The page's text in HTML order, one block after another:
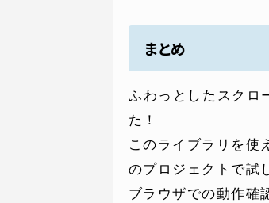
まとめ
ふわっとしたスクロ
た！
このライブラリを使
のプロジェクトで試
ブラウザでの動作確